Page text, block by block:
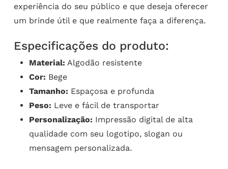
experiência do seu público e que deseja oferecer
um brinde útil e que realmente faça a diferença.
Especificações do produto:
Material: Algodão resistente
Cor: Bege
Tamanho: Espaçosa e profunda
Peso: Leve e fácil de transportar
Personalização: Impressão digital de alta
qualidade com seu logotipo, slogan ou
mensagem personalizada.